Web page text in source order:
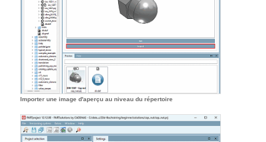
Importer une image d'aperçu au niveau du répertoire